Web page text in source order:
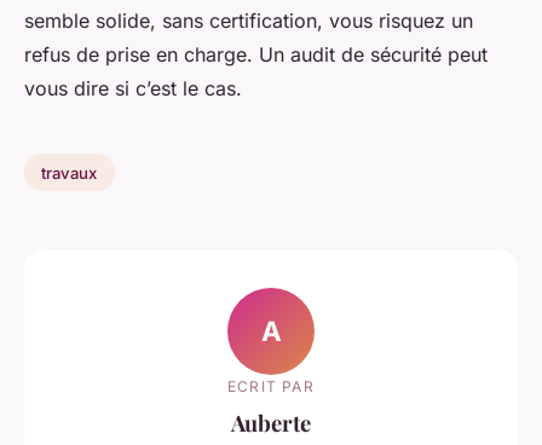
semble solide, sans certification, vous risquez un
refus de prise en charge. Un audit de sécurité peut
vous dire si c’est le cas.
travaux
A
ECRIT PAR
Auberte